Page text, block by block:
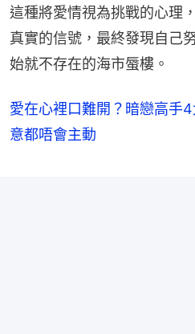
這種將愛情視為挑戰的心理
真實的信號，最終發現自己
始就不存在的海市蜃樓。
愛在心裡口難開？暗戀高
意都唔會主動